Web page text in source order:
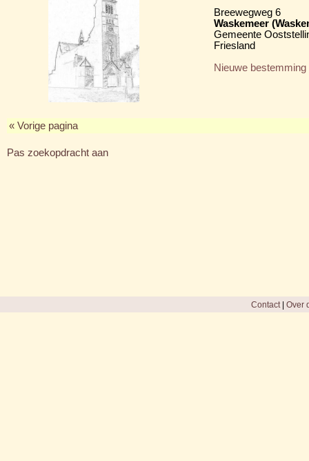
Breewegweg 6
Waskemeer
Gemeente
Friesland
Nieuwe bestemming
« Vorige pagina
Pas zoekopdracht aan
Contact| Over